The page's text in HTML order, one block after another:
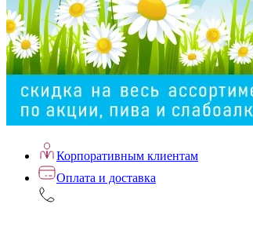
Корпоративным клиентам
Оплата и доставка